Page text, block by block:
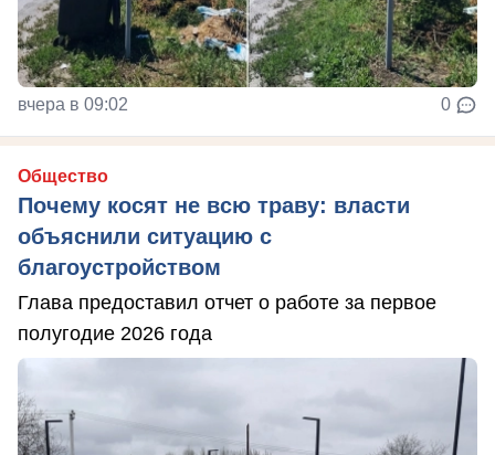
вчера в 09:02 0
Общество
Почему косят не всю траву: власти
объяснили ситуацию с
благоустройством
Глава предоставил отчет о работе за первое
полугодие 2026 года